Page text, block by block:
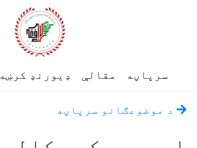
سرپاڼه مقالې ډیورنډ کرښه
د موضوعګانو سرپاڼه